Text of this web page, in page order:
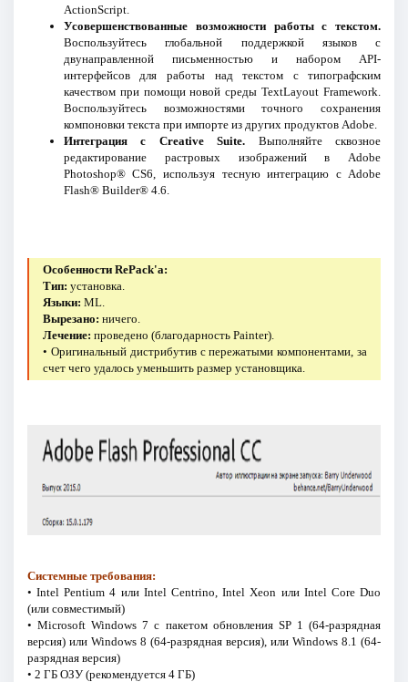
ActionScript.
Усовершенствованные возможности работы с текстом.
Воспользуйтесь глобальной поддержкой языков с
двунаправленной письменностью и набором API-
интерфейсов для работы над текстом с типографским
качеством при помощи новой среды TextLayout Framework.
Воспользуйтесь возможностями точного сохранения
компоновки текста при импорте из других продуктов Adobe.
Интеграция с Creative Suite. Выполняйте сквозное
редактирование растровых изображений в Adobe
Photoshop® CS6, используя тесную интеграцию с Adobe
Flash® Builder® 4.6.
Особенности RePack'a:
Тип: установка.
Языки: ML.
Вырезано: ничего.
Лечение: проведено (благодарность Painter).
• Оригинальный дистрибутив с пережатыми компонентами, за
счет чего удалось уменьшить размер установщика.
Системные требования:
• Intel Pentium 4 или Intel Centrino, Intel Xeon или Intel Core Duo
(или совместимый)
• Microsoft Windows 7 с пакетом обновления SP 1 (64-разрядная
версия) или Windows 8 (64-разрядная версия), или Windows 8.1 (64-
разрядная версия)
• 2 ГБ ОЗУ (рекомендуется 4 ГБ)